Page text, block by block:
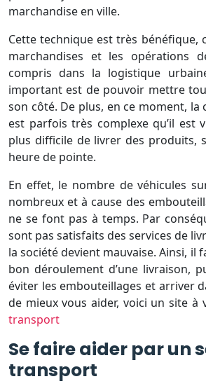
marchandise en ville.
Cette technique est très bénéfique,
marchandises et les opérations
compris dans la logistique
important est de pouvoir mettre
son côté. De plus, en ce moment,
est parfois très complexe qu’il est
plus difficile de livrer des produits,
heure de pointe.
En effet, le nombre de véhicules
nombreux et à cause des
ne se font pas à temps. Par
sont pas satisfaits des services de
la société devient mauvaise. Ainsi, il
bon déroulement d’une livraison,
éviter les embouteillages et arriver
de mieux vous aider, voici un site à
transport
Se faire aider par un
transport